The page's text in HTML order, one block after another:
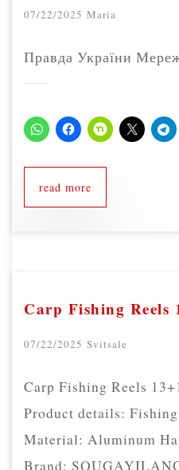
07/22/2025 Maria
Правда України
read more
Carp Fishing Reels
07/22/2025 Svitsale
Carp Fishing Reels
Product details:
Material: Aluminum
Brand: